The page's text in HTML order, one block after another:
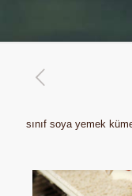
sınıf soya yemek